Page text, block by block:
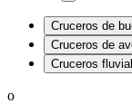
Cruceros de
Cruceros de
Cruceros
o